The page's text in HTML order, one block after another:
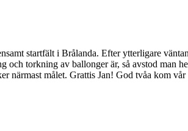
startfält i Brålanda. Efter ytterligare
och torkning av ballonger är, så avstod man
närmast målet. Grattis Jan! God tvåa kom